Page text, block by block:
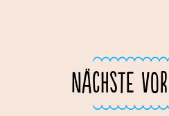
NÄCHSTE